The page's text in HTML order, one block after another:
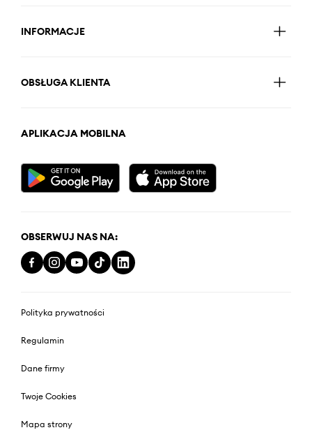
INFORMACJE
OBSŁUGA KLIENTA
APLIKACJA MOBILNA
OBSERWUJ NAS NA:
Polityka prywatności
Regulamin
Dane firmy
Twoje Cookies
Mapa strony